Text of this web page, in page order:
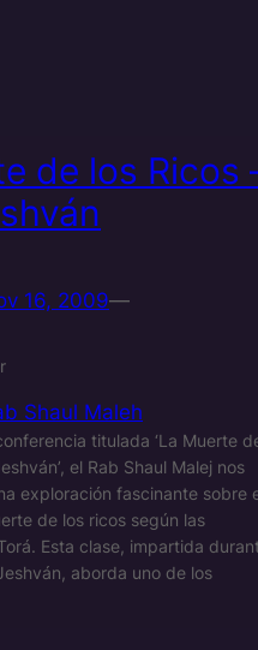
de los Ricos
16, 2009—
Shaul Maleh
titulada ‘La Muerte
el Rab Shaul Malej nos
exploración fascinante sobre
de los ricos según las
Esta clase, impartida
aborda uno de los